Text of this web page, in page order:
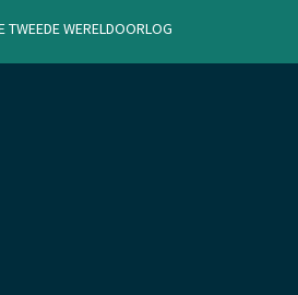
Tweede Wereldoorlog